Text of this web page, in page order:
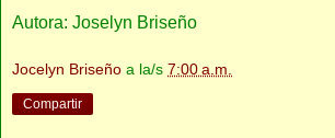
Autora: Joselyn Briseño
Jocelyn Briseño a la/s 7:00 a.m.
Compartir